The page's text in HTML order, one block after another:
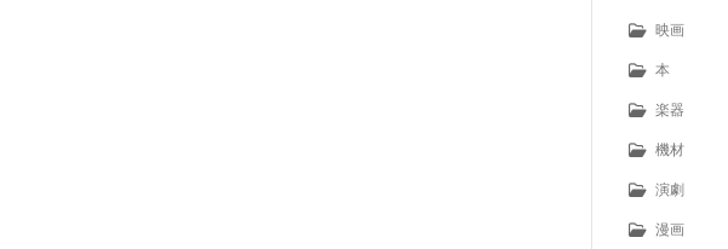
映画
本
楽器
機材
演劇
漫画